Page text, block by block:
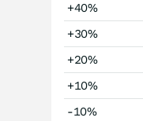
+40%
+30%
+20%
+10%
-10%